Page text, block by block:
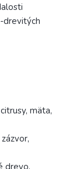
drevitých
mäta,
drevo,